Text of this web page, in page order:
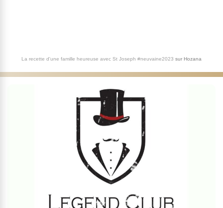
La recette d'une famille heureuse avec St Joseph #neuvaine2023 sur Hozana